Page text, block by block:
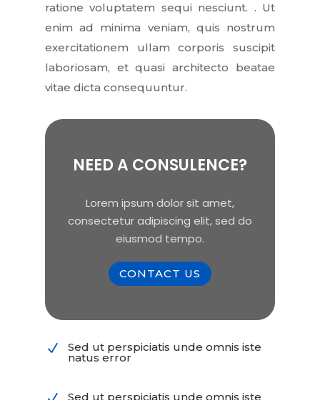
ratione voluptatem sequi nesciunt. . Ut
enim ad minima veniam, quis nostrum
exercitationem ullam corporis suscipit
laboriosam, et quasi architecto beatae
vitae dicta consequuntur.
NEED A CONSULENCE?
Lorem ipsum dolor sit amet,
consectetur adipiscing elit, sed do
eiusmod tempo.
CONTACT US
N Sed ut perspiciatis unde omnis iste
natus error
Sed ut perspiciatis unde omnis iste